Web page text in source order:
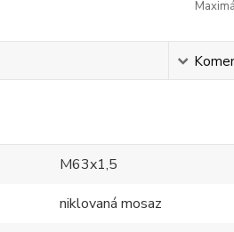
M63x1,5
niklovaná mosaz